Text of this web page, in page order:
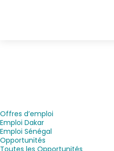
Offres d’emploi
Emploi Dakar
Emploi Sénégal
Opportunités
Toutes les Opportunités